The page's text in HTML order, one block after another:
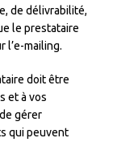
de délivrabilité,
le prestataire
l’e-mailing.
doit être
et à vos
gérer
qui peuvent